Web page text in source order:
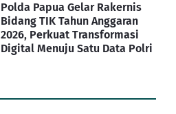
Polda Papua Gelar Rakernis
Bidang TIK Tahun Anggaran
2026, Perkuat Transformasi
Digital Menuju Satu Data Polri